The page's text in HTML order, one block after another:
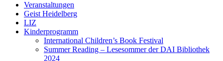
Veranstaltungen
Geist Heidelberg
LIZ
Kinderprogramm
International Children’s Book Festival
Summer Reading – Lesesommer der DAI Bibliothek
2024